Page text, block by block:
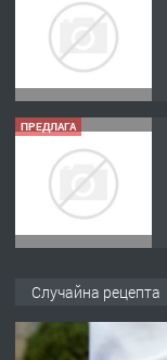
ПРЕДЛАГА
Случайна рецепта